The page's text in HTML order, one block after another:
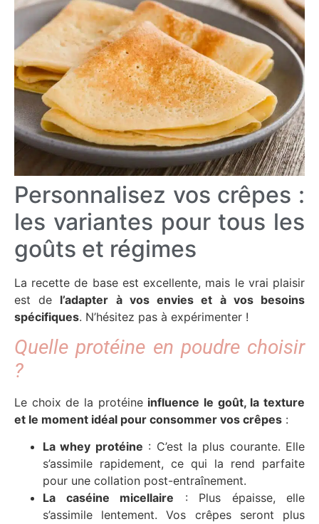
Personnalisez vos crêpes :
les variantes pour tous les
goûts et régimes
La recette de base est excellente, mais le vrai plaisir
est de l’adapter à vos envies et à vos besoins
spécifiques. N’hésitez pas à expérimenter !
Quelle protéine en poudre choisir
?
Le choix de la protéine influence le goût, la texture
et le moment idéal pour consommer vos crêpes :
La whey protéine : C’est la plus courante. Elle
s’assimile rapidement, ce qui la rend parfaite
pour une collation post-entraînement.
La caséine micellaire : Plus épaisse, elle
s’assimile lentement. Vos crêpes seront plus